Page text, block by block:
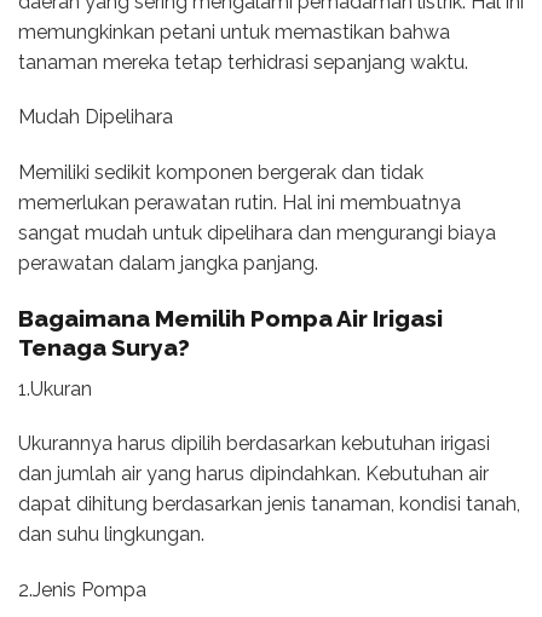
memungkinkan petani untuk memastikan bahwa
tanaman mereka tetap terhidrasi sepanjang waktu.
Mudah Dipelihara
Memiliki sedikit komponen bergerak dan tidak
memerlukan perawatan rutin. Hal ini membuatnya
sangat mudah untuk dipelihara dan mengurangi biaya
perawatan dalam jangka panjang.
Bagaimana Memilih Pompa Air Irigasi
Tenaga Surya?
1.Ukuran
Ukurannya harus dipilih berdasarkan kebutuhan irigasi
dan jumlah air yang harus dipindahkan. Kebutuhan air
dapat dihitung berdasarkan jenis tanaman, kondisi tanah,
dan suhu lingkungan.
2.Jenis Pompa